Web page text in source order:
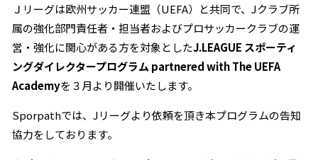
Ｊリーグは欧州サッカー連盟（UEFA）と共同で、Jクラブ所
属の強化部門責任者・担当者およびプロサッカークラブの運
営・強化に関心がある方を対象としたJ.LEAGUE スポーティ
ングダイレクタープログラム partnered with The UEFA
Academyを３月より開催いたします。
Sporpathでは、Jリーグより依頼を頂き本プログラムの告知
協力をしております。